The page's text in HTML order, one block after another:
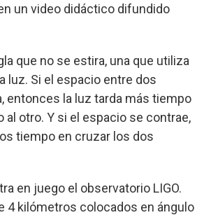
un video didáctico difundido
que no se estira, una que utiliza
luz. Si el espacio entre dos
entonces la luz tarda más tiempo
al otro. Y si el espacio se contrae,
tiempo en cruzar los dos
en juego el observatorio LIGO.
4 kilómetros colocados en ángulo